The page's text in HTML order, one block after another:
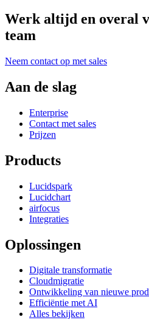
Werk altijd en overal
team
Neem contact op met sales
Aan de slag
Enterprise
Contact met sales
Prijzen
Products
Lucidspark
Lucidchart
airfocus
Integraties
Oplossingen
Digitale transformatie
Cloudmigratie
Ontwikkeling van nieuwe
Efficiëntie met AI
Alles bekijken